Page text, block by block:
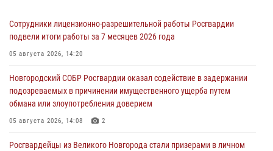
Сотрудники лицензионно-разрешительной работы Росгвардии
подвели итоги работы за 7 месяцев 2026 года
05 августа 2026, 14:20
Новгородский СОБР Росгвардии оказал содействие в задержании
подозреваемых в причинении имущественного ущерба путем
обмана или злоупотребления доверием
05 августа 2026, 14:08 2
Росгвардейцы из Великого Новгорода стали призерами в личном